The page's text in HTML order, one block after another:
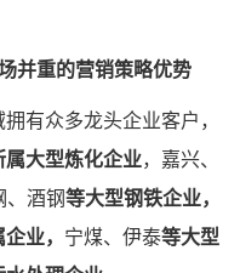
并重的营销策略优势
有众多龙头企业客户，
属大型炼化企业，嘉兴、
、酒钢等大型钢铁企业，
业， 宁煤、伊泰等大型